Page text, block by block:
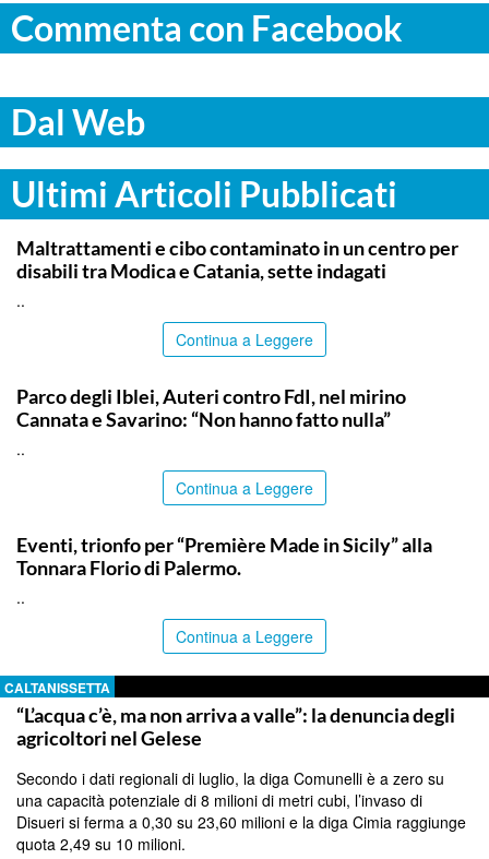
Commenta con Facebook
Dal Web
Ultimi Articoli Pubblicati
RAGUSA
Maltrattamenti e cibo contaminato in un centro per
disabili tra Modica e Catania, sette indagati
..
Continua a Leggere
Parco degli Iblei, Auteri contro FdI, nel mirino
Cannata e Savarino: “Non hanno fatto nulla”
..
Continua a Leggere
Eventi, trionfo per “Première Made in Sicily” alla
Tonnara Florio di Palermo.
..
Continua a Leggere
CALTANISSETTA
“L’acqua c’è, ma non arriva a valle”: la denuncia degli
agricoltori nel Gelese
Secondo i dati regionali di luglio, la diga Comunelli è a zero su
una capacità potenziale di 8 milioni di metri cubi, l’invaso di
Disueri si ferma a 0,30 su 23,60 milioni e la diga Cimia raggiunge
quota 2,49 su 10 milioni.